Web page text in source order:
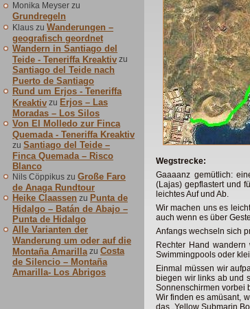
Monika Meyser zu
Grundregeln
Klaus zu Wanderungen –
geografisch geordnet
Wandern in Santiago del
Teide - Teneriffa Kreaktiv zu
Santiago del Teide nach
Puerto de Santiago
Rund um Erjos - Teneriffa
Kreaktiv zu Erjos – Las
Moradas – Los Silos
Von El Molledo zur Finca
Quemada - Teneriffa Kreaktiv
zu Santiago del Teide –
Finca Quemada – Risco
Blanco
Nils Cöppikus zu Große Faro
de Anaga Rundtour
Heike Claassen zu Punta de
Hidalgo – Batán de Abajo –
Punta de Hidalgo
Alle Varianten der
Wanderung um oder auf die
Montaña Amarilla zu Costa
de Silencio – Montaña
Amarilla- Los Abrigos
Wegstrecke:
Gaaaanz gemütlich:
(Lajas) gepflastert und
leichtes Auf und Ab.
Wir machen uns es
auch wenn es über
Anfangs wechseln sich
Rechter Hand
Swimmingpools oder
Einmal müssen wir
biegen wir links ab und
Sonnenschirmen vorbei
Wir finden es amüsant,
das „Yellow Submarin